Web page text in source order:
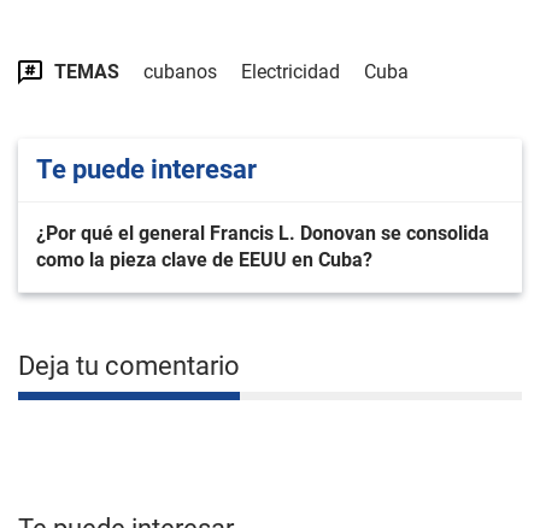
TEMAS cubanos Electricidad Cuba
Te puede interesar
¿Por qué el general Francis L. Donovan se consolida
como la pieza clave de EEUU en Cuba?
Deja tu comentario